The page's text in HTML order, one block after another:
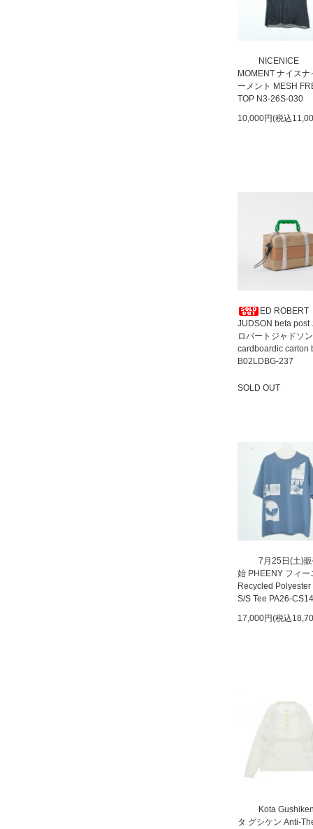
NICENICE
MOMENT ナイスナ
ーメント MESH
TOP N3-26S-030
10,000円(税込
ED ROBERT
JUDSON beta post
ロバートジャドソン
cardboardic carton
B02LDBG-237
SOLD OUT
7月25日(土)
始 PHEENY フィー
Recycled Polyester
S/S Tee PA26-CS14
17,000円(税込
Kota
タ グシケン Anti-